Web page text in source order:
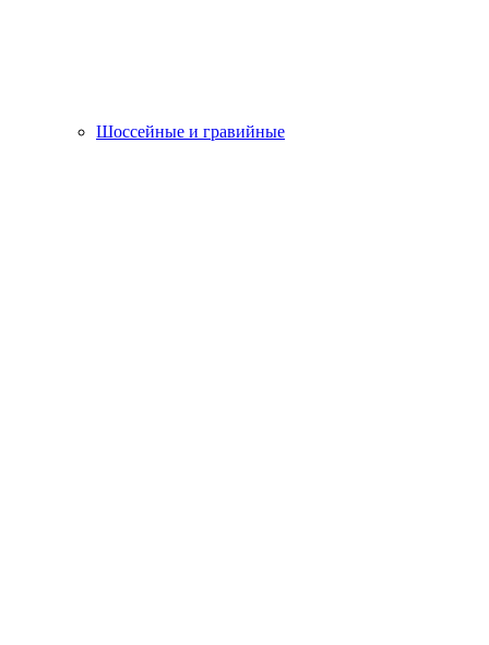
Шоссейные и гравийные